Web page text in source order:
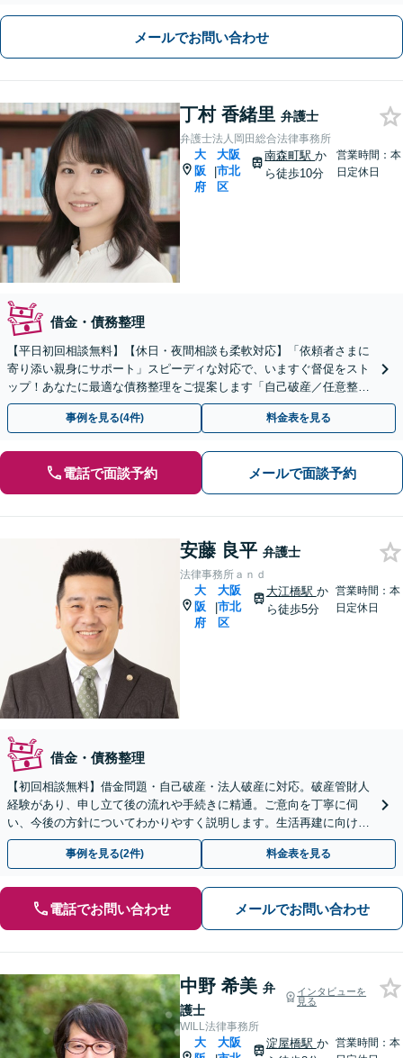
メールでお問い合わせ
丁村 香緒里 弁護士
弁護士法人岡田総合法律事務所
大
阪
府
|
大阪
市北
区
南森町駅か
ら徒歩10分
営業時間：本
日定休日
借金・債務整理
【平日初回相談無料】【休日・夜間相談も柔軟対応】「依頼者さまに
寄り添い親身にサポート」スピーディな対応で、いますぐ督促をスト
ップ！あなたに最適な債務整理をご提案します「自己破産／任意整理
／個人再生／時効の援用ほか」
事例を見る(4件) 料金表を見る
電話で面談予約 メールで面談予約
安藤 良平 弁護士
法律事務所ａｎｄ
大
阪
府
|
大阪
市北
区
大江橋駅 か
ら徒歩5分
営業時間：本
日定休日
借金・債務整理
【初回相談無料】借金問題・自己破産・法人破産に対応。破産管財人
経験があり、申し立て後の流れや手続きに精通。ご意向を丁寧に伺
い、今後の方針についてわかりやすく説明します。生活再建に向け
て、全力でバックアップします【淀屋橋駅8分】
事例を見る(2件) 料金表を見る
電話でお問い合わせ メールでお問い合わせ
中野 希美 弁
護士
インタビューを
見る
WILL法律事務所
大
大阪
淀屋橋駅 か 営業時間：本